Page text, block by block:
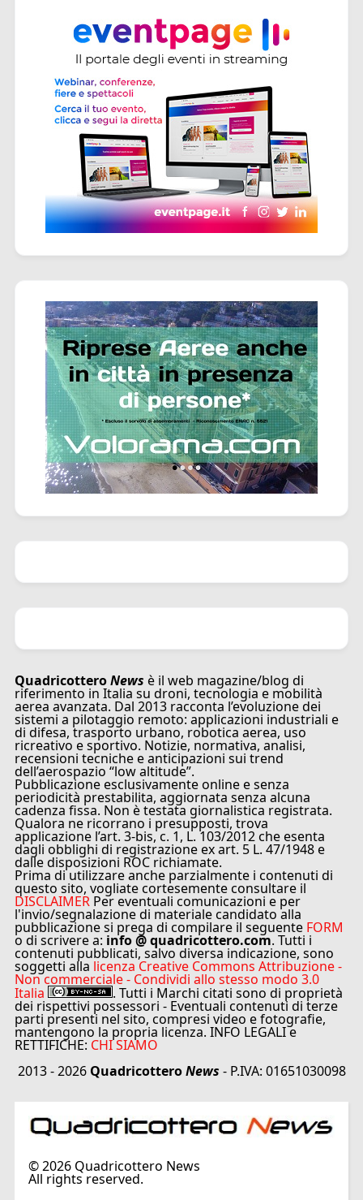
QuadricotteroNews è il web magazine/blog di
riferimento in Italia su droni, tecnologia e mobilità
aerea avanzata. Dal 2013 racconta l’evoluzione dei
sistemi a pilotaggio remoto: applicazioni industriali e
di difesa, trasporto urbano, robotica aerea, uso
ricreativo e sportivo. Notizie, normativa, analisi,
recensioni tecniche e anticipazioni sui trend
dell’aerospazio “low altitude”.
Pubblicazione esclusivamente online e senza
periodicità prestabilita, aggiornata senza alcuna
cadenza fissa. Non è testata giornalistica registrata.
Qualora ne ricorrano i presupposti, trova
applicazione l’art. 3-bis, c. 1, L. 103/2012 che esenta
dagli obblighi di registrazione ex art. 5 L. 47/1948 e
dalle disposizioni ROC richiamate.
Prima di utilizzare anche parzialmente i contenuti di
questo sito, vogliate cortesemente consultare il
DISCLAIMER Per eventuali comunicazioni e per
l'invio/segnalazione di materiale candidato alla
pubblicazione si prega di compilare il seguente FORM
o di scrivere a: info @ quadricottero.com. Tutti i
contenuti pubblicati, salvo diversa indicazione, sono
soggetti alla licenza Creative Commons Attribuzione -
Non commerciale - Condividi allo stesso modo 3.0
Italia . Tutti i Marchi citati sono di proprietà
dei rispettivi possessori - Eventuali contenuti di terze
parti presenti nel sito, compresi video e fotografie,
mantengono la propria licenza. INFO LEGALI e
RETTIFICHE: CHI SIAMO
2013 - 2026 QuadricotteroNews - P.IVA: 01651030098
©2026Quadricottero News
All rights reserved.